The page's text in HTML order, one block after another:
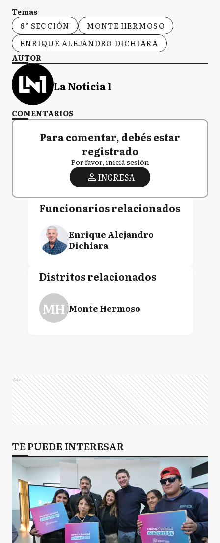
Temas
6° SECCIÓN
MONTE HERMOSO
ENRIQUE ALEJANDRO DICHIARA
AUTOR
La Noticia 1
COMENTARIOS
Para comentar, debés estar
registrado
Por favor, iniciá sesión
INGRESA
Funcionarios relacionados
Enrique Alejandro
Dichiara
Distritos relacionados
MH Monte Hermoso
Ads
TE PUEDE INTERESAR